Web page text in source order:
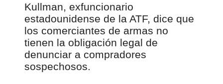
Kullman, exfuncionario
estadounidense de la ATF, dice que
los comerciantes de armas no
tienen la obligación legal de
denunciar a compradores
sospechosos.